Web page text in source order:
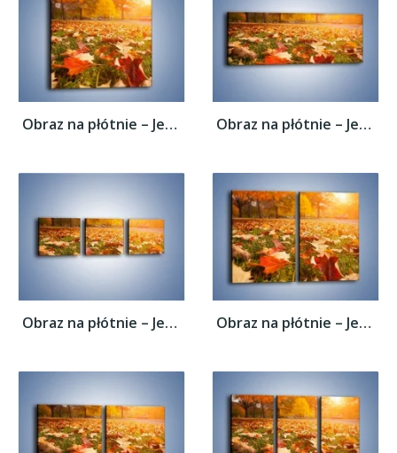
Obraz na płótnie – Jesień na trawie –... Obraz na płótnie – Jesień na trawie –...
Obraz na płótnie – Jesień na trawie –... Obraz na płótnie – Jesień na trawie –...